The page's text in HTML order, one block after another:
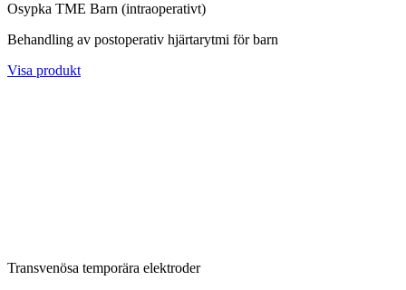
Osypka TME Barn (intraoperativt)
Behandling av postoperativ hjärtarytmi för barn
Visa produkt
Transvenösa temporära elektroder